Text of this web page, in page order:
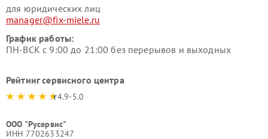
для юридических лиц
manager@fix-miele.ru
График работы:
ПН-ВСК с 9:00 до 21:00 без перерывов и выходных
Рейтинг сервисного центра
4.9-5.0
ООО "Русервис"
ИНН 7702633247